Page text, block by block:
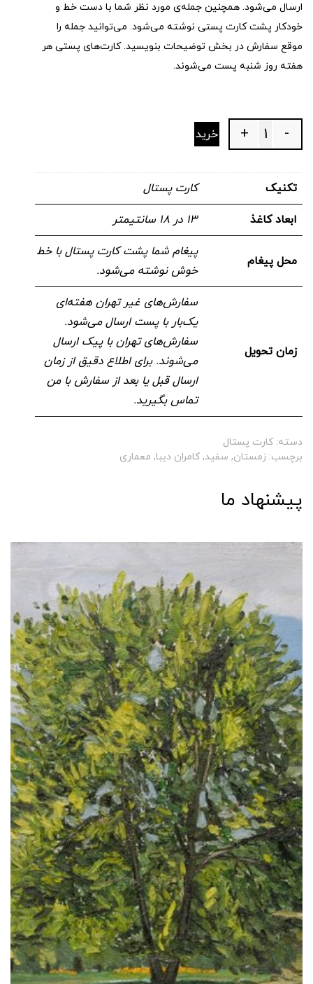
ارسال می‌شود. همچنین جمله‌ی مورد نظر شما با دست خط و
خودکار پشت کارت پستی نوشته می‌شود. می‌توانید جمله را
موقع سفارش در بخش توضیحات بنویسید. کارت‌های پستی هر
هفته روز شنبه پست می‌شوند.
Quantity -
+ خرید
تکنیک کارت پستال
ابعاد کاغذ ۱۳ در ۱۸ سانتیمتر
محل پیغام
پیغام شما پشت کارت پستال با خط
خوش نوشته می‌شود.
زمان تحویل
سفارش‌های غیر تهران هفته‌ای
یک‌بار با پست ارسال می‌شود.
سفارش‌های تهران با پیک ارسال
می‌شوند. برای اطلاع دقیق از زمان
ارسال قبل یا بعد از سفارش با من
تماس بگیرید.
دسته:کارت پستال
برچسب: زمستان, سفید,کامران دیبا, معماری
پیشنهاد ما